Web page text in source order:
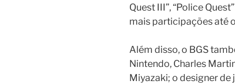
Quest III”, “Police
mais participações até
Além disso, o BGS
Nintendo, Charles
Miyazaki; o designer de